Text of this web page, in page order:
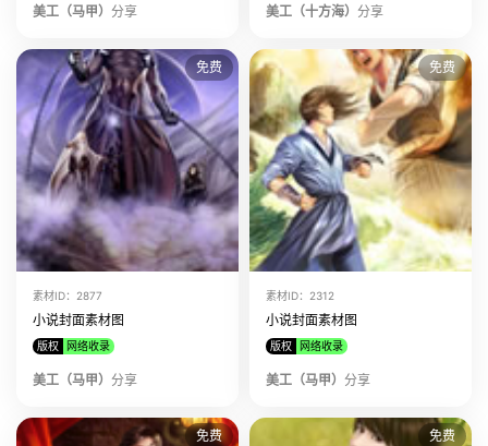
该美工上传了小说封面素材图 素材ID:8368
美工（马甲） 分享 美工（十方海） 分享
免费
素材ID：2877
小说封面素材图
版权 网络收录
美工（马甲） 分享
免费
素材ID：2312
小说封面素材图
版权 网络收录
美工（马甲） 分享
免费 免费